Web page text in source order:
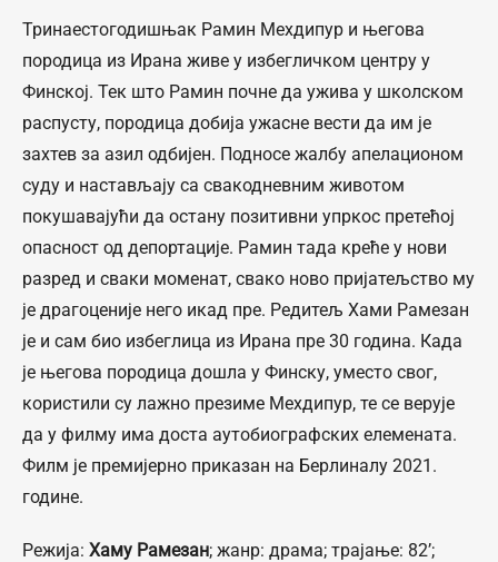
Тринаестогодишњак Рамин Мехдипур и његова
породица из Ирана живе у избегличком центру у
Финској. Тек што Рамин почне да ужива у школском
распусту, породица добија ужасне вести да им је
захтев за азил одбијен. Подносе жалбу апeлационом
суду и настављају са свакодневним животом
покушавајући да остану позитивни упркос претећој
опасност од депортације. Рамин тада креће у нови
разред и сваки моменат, свако ново пријатељство му
је драгоценије него икад пре. Редитељ Хами Рамезан
је и сам био избеглица из Ирана пре 30 година. Када
је његова породица дошла у Финску, уместо свог,
користили су лажно презиме Мехдипур, те се верује
да у филму има доста аутобиографских елемената.
Филм је премијерно приказан на Берлиналу 2021.
године.
Режија: Хамy Рамезан; жанр: драма; трајање: 82’;